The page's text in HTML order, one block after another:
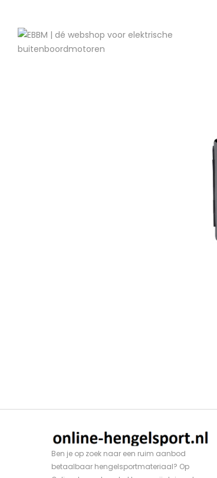
Ben je op zoek naar een ruim aanbod
betaalbaar hengelsportmateriaal? Op